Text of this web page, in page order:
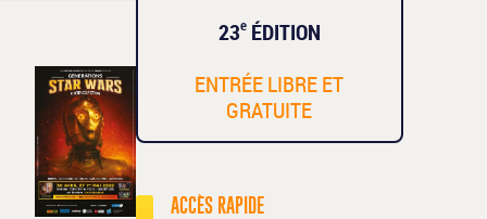
23eÉDITION
ENTRÉE LIBRE ET
GRATUITE
ACCÈS RAPIDE